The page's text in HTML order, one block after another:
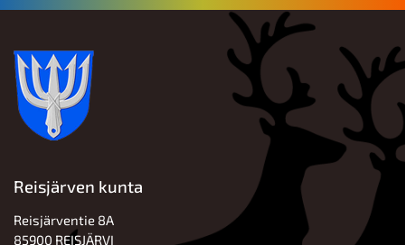
Reisjärven kunta
Reisjärventie 8A
85900 REISJÄRVI